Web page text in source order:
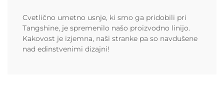
Cvetlično umetno usnje, ki smo ga pridobili pri
Tangshine, je spremenilo našo proizvodno linijo.
Kakovost je izjemna, naši stranke pa so navdušene
nad edinstvenimi dizajni!